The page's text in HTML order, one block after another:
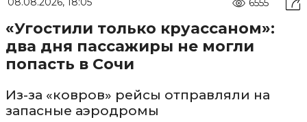
6555
«Угостили только круассаном»:
два дня пассажиры не могли
попасть в Сочи
Из-за «ковров» рейсы отправляли на
запасные аэродромы